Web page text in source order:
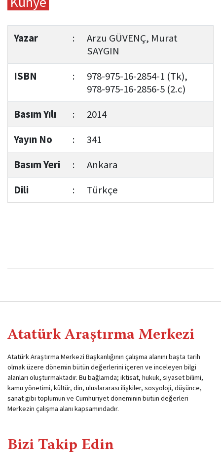
Yazar :
Arzu GÜVENÇ, Murat
SAYGIN
ISBN
:
978-975-16-2854-1 (Tk),
978-975-16-2856-5 (2.c)
Basım Yılı
:
2014
Yayın No
:
341
Basım Yeri
:
Ankara
Dili
: Türkçe
Atatürk Araştırma Merkezi
Atatürk Araştırma Merkezi Başkanlığının çalışma alanını başta tarih
olmak üzere dönemin bütün değerlerini içeren ve inceleyen bilgi
alanları oluşturmaktadır. Bu bağlamda; iktisat, hukuk, siyaset bilimi,
kamu yönetimi, kültür, din, uluslararası ilişkiler, sosyoloji, düşünce,
sanat gibi toplumun ve Cumhuriyet döneminin bütün değerleri
Merkezin çalışma alanı kapsamındadır.
Bizi Takip Edin